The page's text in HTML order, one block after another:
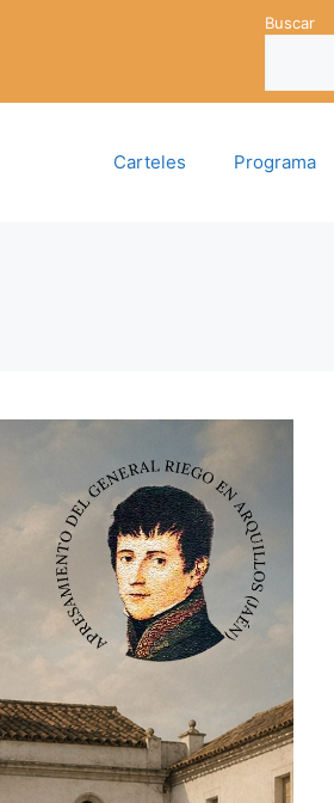
Buscar
Carteles Programa